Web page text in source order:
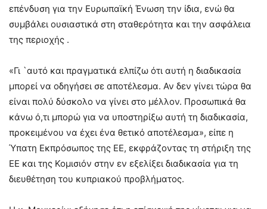
επένδυση για την Ευρωπαϊκή Ένωση την ίδια, ενώ θα
συμβάλει ουσιαστικά στη σταθερότητα και την ασφάλεια
της περιοχής .
«Γι `αυτό και πραγματικά ελπίζω ότι αυτή η διαδικασία
μπορεί να οδηγήσει σε αποτέλεσμα. Αν δεν γίνει τώρα θα
είναι πολύ δύσκολο να γίνει στο μέλλον. Προσωπικά θα
κάνω ό,τι μπορώ για να υποστηρίξω αυτή τη διαδικασία,
προκειμένου να έχει ένα θετικό αποτέλεσμα», είπε η
Ύπατη Εκπρόσωπος της ΕΕ, εκφράζοντας τη στήριξη της
ΕΕ και της Κομισιόν στην εν εξελίξει διαδικασία για τη
διευθέτηση του κυπριακού προβλήματος.